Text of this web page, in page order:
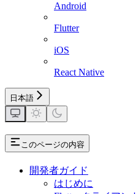
Android
Flutter
iOS
React Native
日本語
このページの内容
開発者ガイド
はじめに